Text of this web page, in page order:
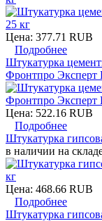
Цена: 377.71 RUB
Подробнее
Штукатурка
Фронтпро Эксперт
Цена: 522.16 RUB
Подробнее
Штукатурка
в наличии на
Цена: 468.66 RUB
Подробнее
Штукатурка